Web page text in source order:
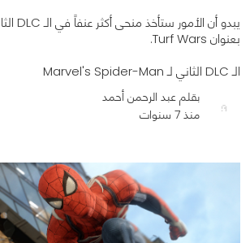
2758
بعنوان Turf Wars.
الـ DLC الثاني لـ Marvel's Spider-Man
بقلم عبد الرحمن أحمد
منذ 7 سنوات